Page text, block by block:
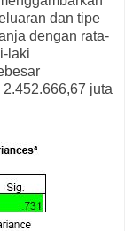
dan tipe
dengan rata-
laki
juta